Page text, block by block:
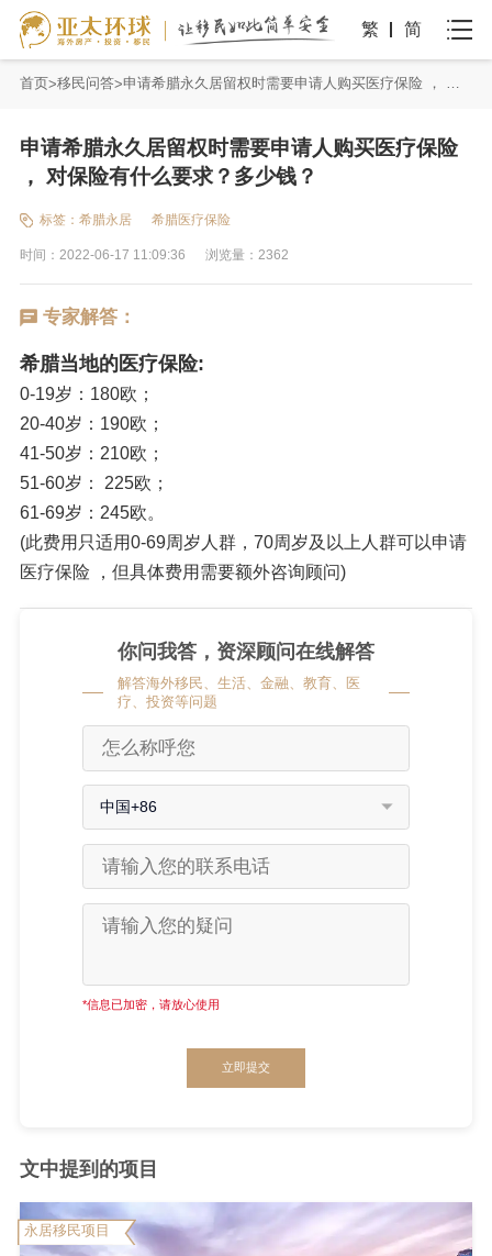
繁 简
首页 移民问答 申请希腊永久居留权时需要申请人购买医疗保险 ， 对保险有什么要求？多少钱？
申请希腊永久居留权时需要申请人购买医疗保险
， 对保险有什么要求？多少钱？
标签： 希腊永居 希腊医疗保险
时间：2022-06-17 11:09:36 浏览量：2362
专家解答：
希腊当地的医疗保险:
0-19岁：180欧；
20-40岁：190欧；
41-50岁：210欧；
51-60岁： 225欧；
61-69岁：245欧。
(此费用只适用0-69周岁人群，70周岁及以上人群可以申请
医疗保险 ，但具体费用需要额外咨询顾问)
你问我答，资深顾问在线解答
解答海外移民、生活、金融、教育、医
疗、投资等问题
中国+86
*信息已加密，请放心使用
立即提交
文中提到的项目
永居移民项目